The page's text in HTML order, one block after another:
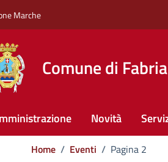
Marche
Comune di
Novità
Home / Eventi / Pagina 2